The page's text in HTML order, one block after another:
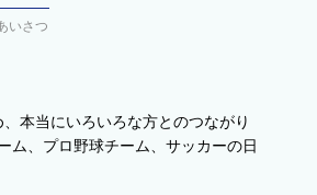
いさつ
本当にいろいろな方とのつながり
ム、プロ野球チーム、サッカーの日